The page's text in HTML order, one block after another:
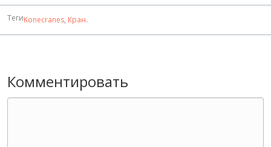
ТегиKonecranes, Кран.
Комментировать